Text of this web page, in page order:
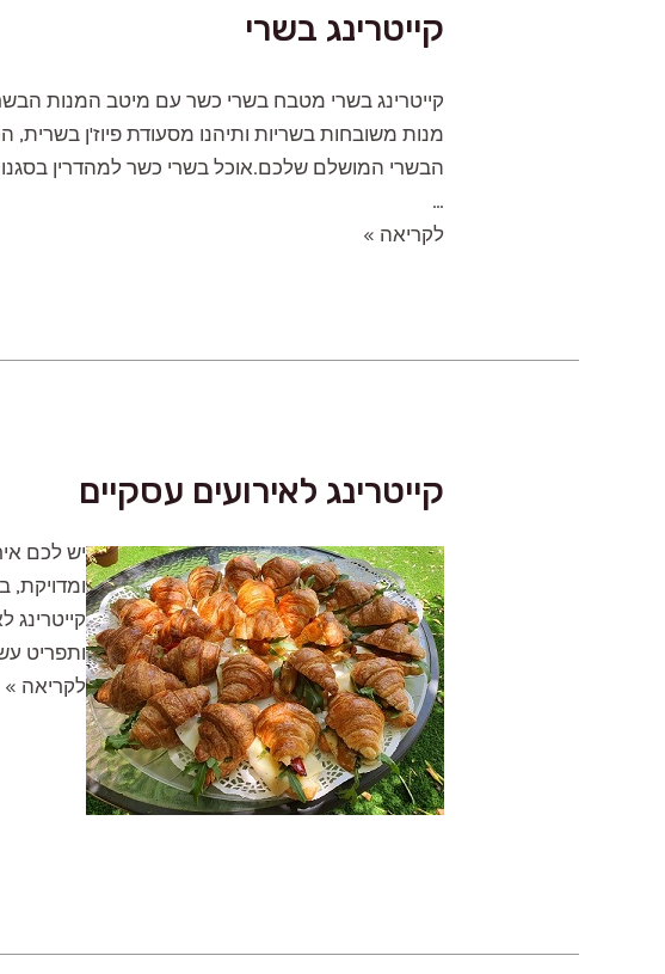
קייטרינג בשרי
קייטרינג בשרי מטבח בשרי כשר עם מיטב המנות
מנות משובחות בשריות ותיהנו מסעודת פיוז'ן
הבשרי המושלם שלכם.‍אוכל בשרי כשר למהדרין
…
קייטרינג
לקריאה »
קייטרינג לאירועים עסקיים
יש לכם
ומדויקת,
קייטרינג
ותפריט
קייטרינג
לאירועים
עסקיים
לקריאה »